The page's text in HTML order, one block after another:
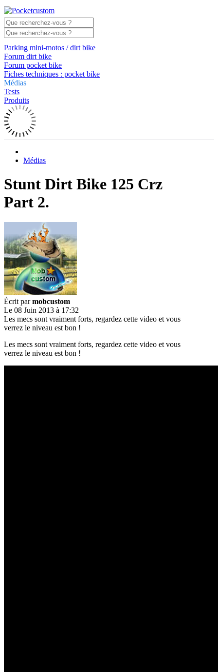
Parking mini-motos / dirt bike
Forum dirt bike
Forum pocket bike
Fiches techniques : pocket bike
Médias
Tests
Produits
Médias
Stunt Dirt Bike 125 Crz
Part 2.
Écrit parmobcustom
Le 08 Juin 2013 à 17:32
Les mecs sont vraiment forts, regardez cette video et vous
verrez le niveau est bon !
Les mecs sont vraiment forts, regardez cette video et vous
verrez le niveau est bon !